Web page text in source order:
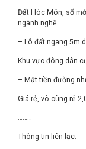
Đất Hóc Môn, sổ
ngành nghề.
– Lô đất ngang 5m
Khu vực đông dân
– Mặt tiền đường
Giá rẻ, vô cùng rẻ
………
Thông tin liên lạc: